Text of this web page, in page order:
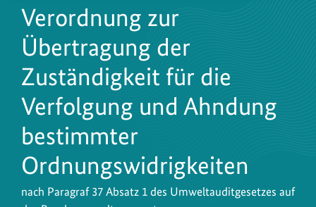
Umwelt,
Klimaschutz,
Naturschutz
und
nukleare
Sicherheit
Verordnung zur
Übertragung der
Zuständigkeit für die
Verfolgung und Ahndung
bestimmter
Ordnungswidrigkeiten
nach Paragraf 37 Absatz 1 des Umweltauditgesetzes auf